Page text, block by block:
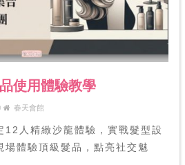
使用體驗教學
春天會館
12人精緻沙龍體驗，實戰髮型設
場體驗頂級髮品，點亮社交魅